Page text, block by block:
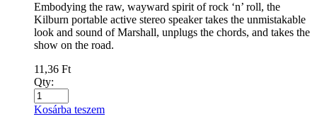
Embodying the raw, wayward spirit of rock ‘n’ roll, the
Kilburn portable active stereo speaker takes the unmistakable
look and sound of Marshall, unplugs the chords, and takes the
show on the road.
11,36 Ft
Qty:
Kosárba teszem